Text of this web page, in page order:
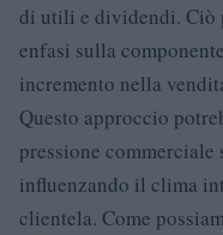
di utili e dividendi. Ciò
enfasi sulla
incremento nella
Questo approccio
pressione
influenzando il clima
clientela. Come